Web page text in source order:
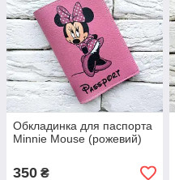
Обкладинка для паспорта
Minnie Mouse (рожевий)
350 ₴